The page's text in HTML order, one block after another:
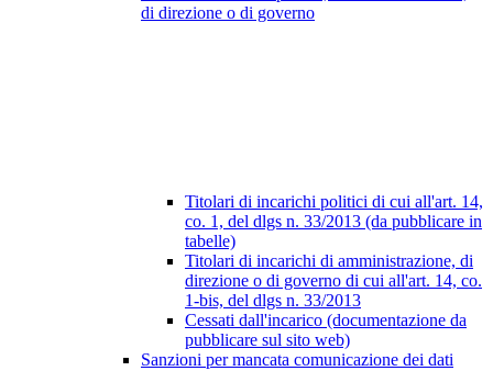
di direzione o di governo
Titolari di incarichi politici di cui all'art. 14,
co. 1, del dlgs n. 33/2013 (da pubblicare in
tabelle)
Titolari di incarichi di amministrazione, di
direzione o di governo di cui all'art. 14, co.
1-bis, del dlgs n. 33/2013
Cessati dall'incarico (documentazione da
pubblicare sul sito web)
Sanzioni per mancata comunicazione dei dati